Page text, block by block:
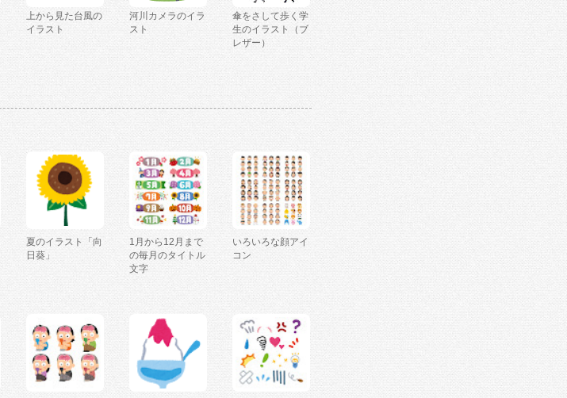
上から見た台風の
イラスト
河川カメラのイラ
スト
傘をさして歩く学
生のイラスト（ブ
レザー）
夏のイラスト「向
日葵」
1月から12月まで
の毎月のタイトル
文字
いろいろな顔アイ
コン